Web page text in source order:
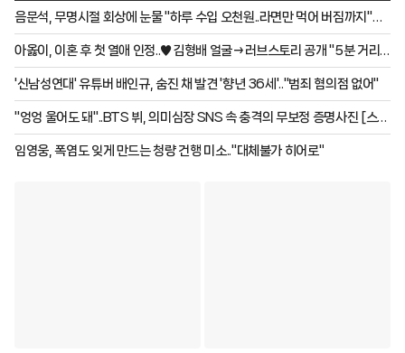
음문석, 무명시절 회상에 눈물 "하루 수입 오천원..라면만 먹어 버짐까지"
[유퀴즈][★밤TV]
아옳이, 이혼 후 첫 열애 인정..♥김형배 얼굴→러브스토리 공개 "5분 거리
살아" [종합]
'신남성연대' 유튜버 배인규, 숨진 채 발견 '향년 36세'.."범죄 혐의점 없어"
"엉엉 울어도 돼"..BTS 뷔, 의미심장 SNS 속 충격의 무보정 증명사진 [스타
이슈]
임영웅, 폭염도 잊게 만드는 청량 건행 미소.."대체불가 히어로"